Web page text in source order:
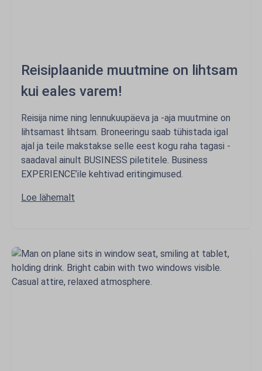
Reisiplaanide muutmine on lihtsam
kui eales varem!
Reisija nime ning lennukuupäeva ja -aja muutmine on
lihtsamast lihtsam. Broneeringu saab tühistada igal
ajal ja teile makstakse selle eest kogu raha tagasi -
saadaval ainult BUSINESS piletitele. Business
EXPERIENCE’ile kehtivad eritingimused.
Loe lähemalt